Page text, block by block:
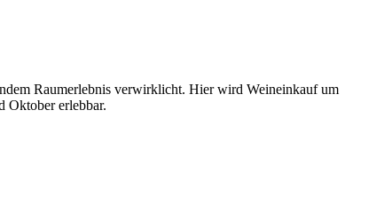
Raumerlebnis verwirklicht. Hier wird Weineinkauf um
Oktober erlebbar.